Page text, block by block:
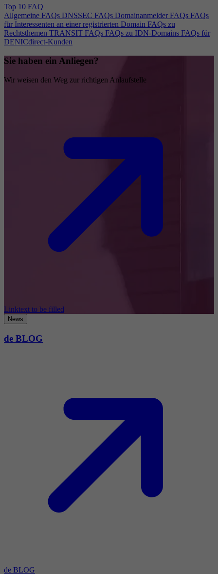
Top 10 FAQ
Allgemeine FAQs DNSSEC FAQs Domainanmelder FAQs FAQs
für Interessenten an einer registrierten Domain FAQs zu
Rechtsthemen TRANSIT FAQs FAQs zu IDN-Domains FAQs für
DENICdirect-Kunden
Sie haben ein Anliegen?
Wir weisen den Weg zur richtigen Anlaufstelle
Linktext to be filled
News
de BLOG
de BLOG